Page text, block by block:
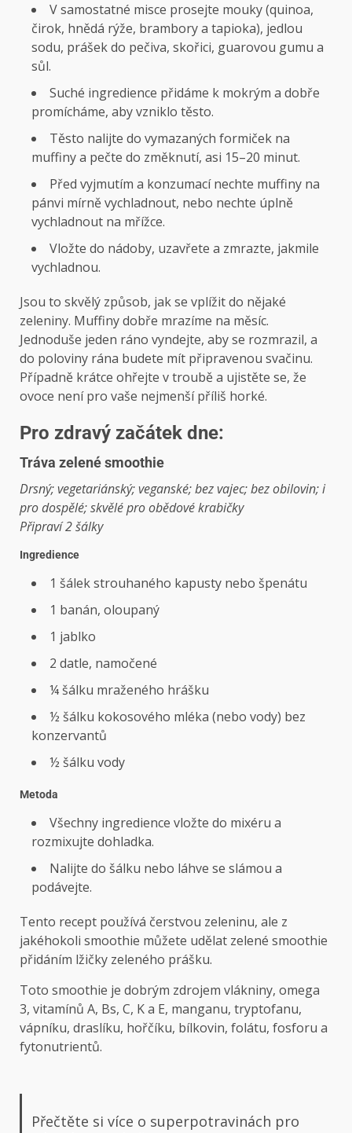
V samostatné misce prosejte mouky (quinoa,
čirok, hnědá rýže, brambory a tapioka), jedlou
sodu, prášek do pečiva, skořici, guarovou gumu a
sůl.
Suché ingredience přidáme k mokrým a dobře
promícháme, aby vzniklo těsto.
Těsto nalijte do vymazaných formiček na
muffiny a pečte do změknutí, asi 15–20 minut.
Před vyjmutím a konzumací nechte muffiny na
pánvi mírně vychladnout, nebo nechte úplně
vychladnout na mřížce.
Vložte do nádoby, uzavřete a zmrazte, jakmile
vychladnou.
Jsou to skvělý způsob, jak se vplížit do nějaké
zeleniny. Muffiny dobře mrazíme na měsíc.
Jednoduše jeden ráno vyndejte, aby se rozmrazil, a
do poloviny rána budete mít připravenou svačinu.
Případně krátce ohřejte v troubě a ujistěte se, že
ovoce není pro vaše nejmenší příliš horké.
Pro zdravý začátek dne:
Tráva zelené smoothie
Drsný; vegetariánský; veganské; bez vajec; bez obilovin; i
pro dospělé; skvělé pro obědové krabičky
Připraví 2 šálky
Ingredience
1 šálek strouhaného kapusty nebo špenátu
1 banán, oloupaný
1 jablko
2 datle, namočené
¼ šálku mraženého hrášku
½ šálku kokosového mléka (nebo vody) bez
konzervantů
½ šálku vody
Metoda
Všechny ingredience vložte do mixéru a
rozmixujte dohladka.
Nalijte do šálku nebo láhve se slámou a
podávejte.
Tento recept používá čerstvou zeleninu, ale z
jakéhokoli smoothie můžete udělat zelené smoothie
přidáním lžičky zeleného prášku.
Toto smoothie je dobrým zdrojem vlákniny, omega
3, vitamínů A, Bs, C, K a E, manganu, tryptofanu,
vápníku, draslíku, hořčíku, bílkovin, folátu, fosforu a
fytonutrientů.
Přečtěte si více o superpotravinách pro